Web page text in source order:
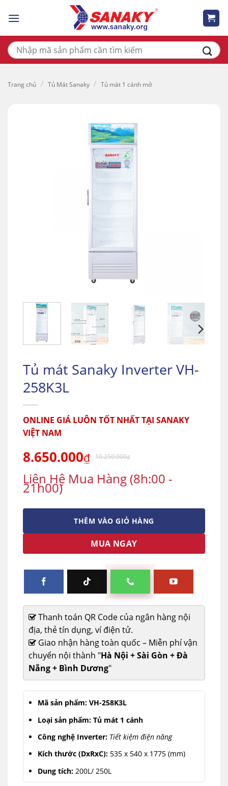
Tìm
kiếm:
Trang chủ / Tủ Mát Sanaky / Tủ mát 1 cánh mở
Tủ mát Sanaky Inverter VH-
258K3L
ONLINE GIÁ LUÔN TỐT NHẤT TẠI SANAKY
VIỆT NAM
8.650.000₫ 10.250.000₫
Liên Hệ Mua Hàng (8h:00 -
21h00)
THÊM VÀO GIỎ HÀNG
MUA NGAY
Thanh toán QR Code của ngân hàng nội
địa, thẻ tín dụng, ví điện tử.
Giao nhận hàng toàn quốc – Miễn phí vận
chuyển nội thành "Hà Nội + Sài Gòn + Đà
Nẵng + Bình Dương"
Mã sản phẩm: VH-258K3L
Loại sản phẩm: Tủ mát 1 cánh
Công nghệ Inverter: Tiết kiệm điện năng
Kích thước (DxRxC): 535 x 540 x 1775 (mm)
Dung tích: 200L/ 250L